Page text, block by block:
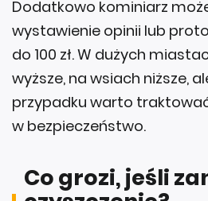
Dodatkowo kominiarz
wystawienie opinii lub
do 100 zł. W dużych
wyższe, na wsiach niższe,
przypadku warto
w bezpieczeństwo.
Co grozi, jeśli